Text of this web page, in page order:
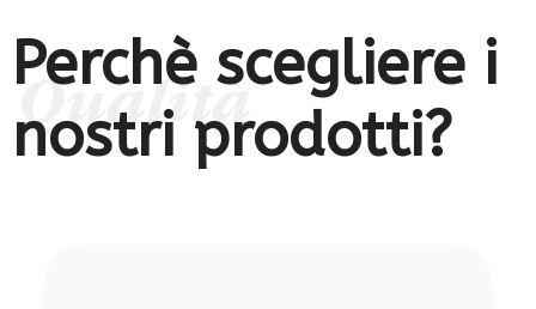
Perchè scegliere i
nostri prodotti?
Qualità